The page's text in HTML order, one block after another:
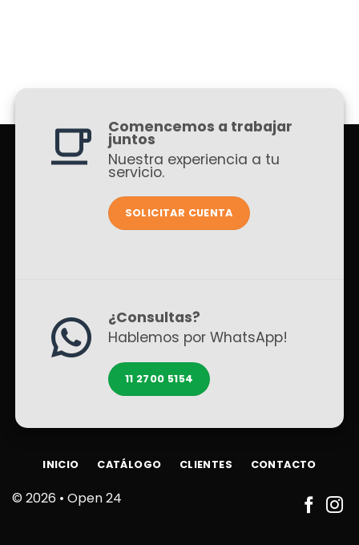
Comencemos a trabajar
juntos
Nuestra experiencia a tu
servicio.
SOLICITAR CUENTA
¿Consultas?
Hablemos por WhatsApp!
11 2700 5154
© 2026 • Open 24
INICIO CATÁLOGO CLIENTES CONTACTO